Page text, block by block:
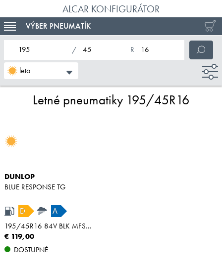
ALCAR KONFIGURÁTOR
TOGGLE NAVIGATION
VÝBER PNEUMATÍK
leto
nominálna šírka pneumatiky
profil pneumatiky
nominálny priemer pneumatiky
Letné pneumatiky 195/45R16
DUNLOP
BLUE RESPONSE TG
D A
195/45R16 84V BLK MFS XL
€ 119,00
DOSTUPNÉ